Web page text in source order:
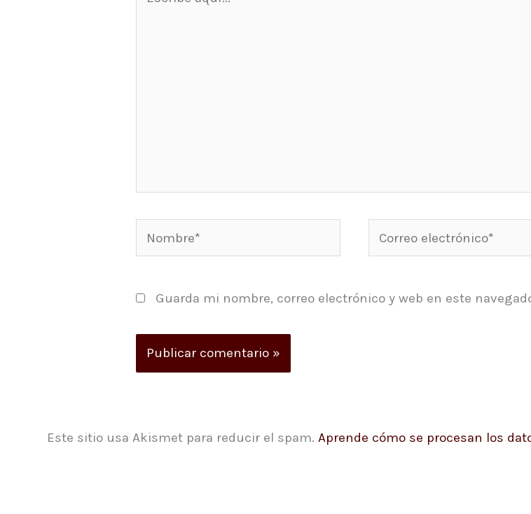
Nombre*
Correo
electrónico*
Guarda mi nombre, correo electrónico y web en este
Este sitio usa Akismet para reducir el spam. Aprende cómo se procesan los